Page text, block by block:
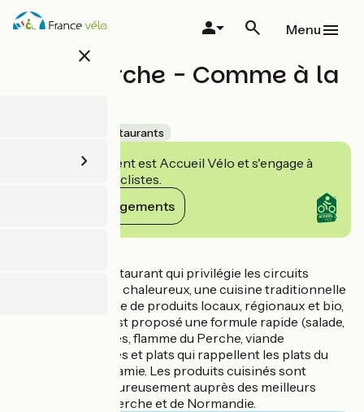
Aller
au
close
Menu
Resto Perche - Comme à la
Restaurants
Cet établissement est Accueil Vélo et s'engage à
accueillir des cyclistes.
Voir ses engagements
Resto Perche, restaurant qui privilégie les circuits
courts. Un accueil chaleureux, une cuisine traditionnelle
et conviviale à base de produits locaux, régionaux et bio,
à un prix doux. Il est proposé une formule rapide (salade,
sandwichs, tartines, flamme du Perche, viande
normandes grillées et plats qui rappellent les plats du
dimanche chez mamie. Les produits cuisinés sont
sélectionnés rigoureusement auprès des meilleurs
producteurs du Perche et de Normandie.